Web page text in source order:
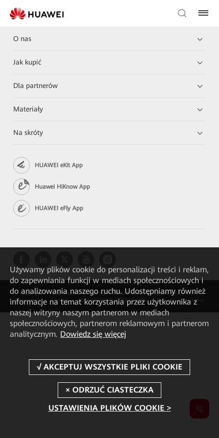
O nas
Jak kupić
Dla partnerów
Materiały
Na skróty
HUAWEI eKit App
Huawei HiKnow App
HUAWEI eFly App
Copyright © 2026 Huawei Technologies Co., Ltd. Wszystkie prawa zastrzeżone.
Prywatność
Cookies USTAWIENIA PLIKÓW COOKIE Warunki korzystania
Używamy plików cookie do personalizacji treści i reklam,
do zapewniania funkcji w mediach społecznościowych i
do analizowania naszego ruchu. Udostępniamy również
informacje na temat korzystania przez użytkownika z
naszej witryny naszym partnerom w mediach
społecznościowych, partnerom reklamowym i partnerom
analitycznym. Dowiedz się więcej
USTAWIENIA PLIKÓW COOKIE >